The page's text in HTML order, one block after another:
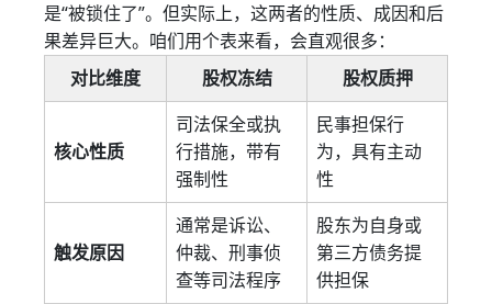
是“被锁住了”。但实际上，这两者的性质、成因和后
果差异巨大。咱们用个表来看，会直观很多：
对比维度
股权冻结 股权质押
核心性质
司法保全或执
行措施，带有
强制性
民事担保行
为，具有主动
性
触发原因
通常是诉讼、
仲裁、刑事侦
查等司法程序
股东为自身或
第三方债务提
供担保